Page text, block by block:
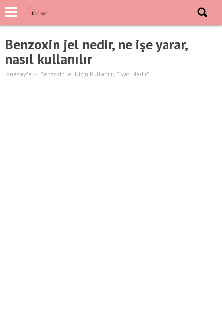
Benzoxin jel nedir, ne işe yarar,
nasıl kullanılır
Anasayfa ›› Benzoxin Jel Niçin Kullanılır, Fiyatı Nedir?